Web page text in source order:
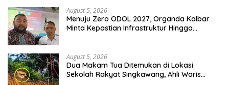
August 5, 2026
Menuju Zero ODOL 2027, Organda Kalbar
Minta Kepastian Infrastruktur Hingga
August 5, 2026
Dua Makam Tua Ditemukan di Lokasi
Sekolah Rakyat Singkawang, Ahli Waris